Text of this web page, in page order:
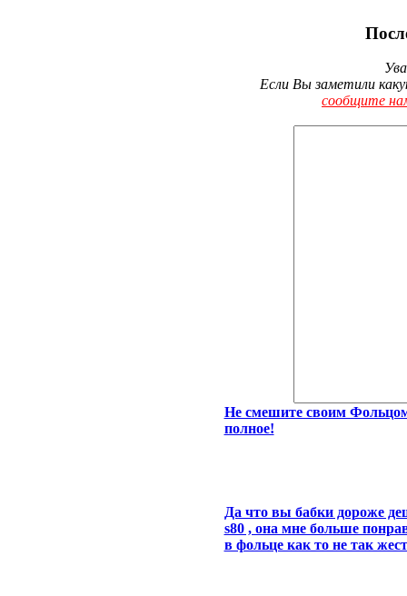
Если Вы заметили
сообщите
Не смешите своим
полное!
Да что вы бабки дороже
s80 , она мне больше
в фольце как то не так